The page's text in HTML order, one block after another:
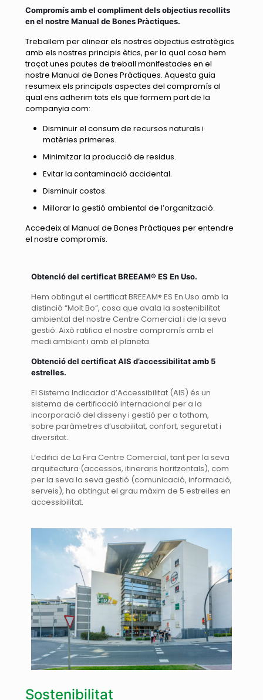
Compromís amb el compliment dels objectius recollits
en el nostre Manual de Bones Pràctiques.
Treballem per alinear els nostres objectius estratègics
amb els nostres principis ètics, per la qual cosa hem
traçat unes pautes de treball manifestades en el
nostre Manual de Bones Pràctiques. Aquesta guia
resumeix els principals aspectes del compromís al
qual ens adherim tots els que formem part de la
companyia com:
Disminuir el consum de recursos naturals i
matèries primeres.
Minimitzar la producció de residus.
Evitar la contaminació accidental.
Disminuir costos.
Millorar la gestió ambiental de l’organització.
Accedeix al Manual de Bones Pràctiques per entendre
el nostre compromís.
Obtenciódel certificatBREEAM® ES En Uso.
Hem obtingut el certificat BREEAM® ES En Uso amb la
distinció “Molt Bo”, cosa que avala la sostenibilitat
ambiental del nostre Centre Comercial i de la seva
gestió. Això ratifica el nostre compromís amb el
medi ambient i amb el planeta.
Obtenciódel certificat AIS d’accessibilitat amb 5
estrelles.
El Sistema Indicador d’Accessibilitat (AIS) és un
sistema de certificació internacional per a la
incorporació del disseny i gestió per a tothom,
sobre paràmetres d’usabilitat, confort, seguretat i
diversitat.
L’edifici de La Fira Centre Comercial, tant per la seva
arquitectura (accessos, itineraris horitzontals), com
per la seva la seva gestió (comunicació, informació,
serveis), ha obtingut el grau màxim de 5 estrelles en
accessibilitat.
Sostenibilitat